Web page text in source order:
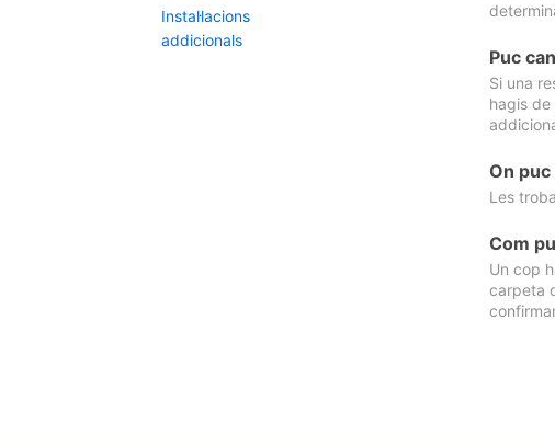
Instal·lacions
addicionals
Puc
Si una
hagis de
On puc
Les
Com
Un cop
carpeta